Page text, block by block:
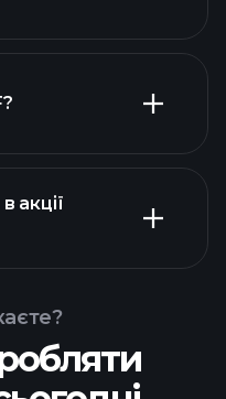
звітах
Tournaments
акції